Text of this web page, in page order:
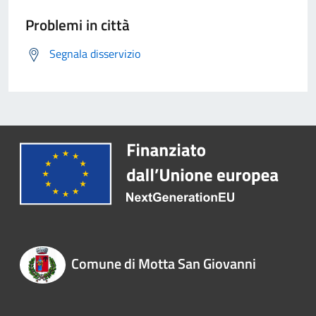
Problemi in città
Segnala disservizio
Comune di Motta San Giovanni